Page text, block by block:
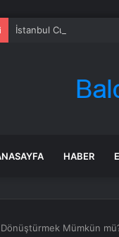
İstanbul Cumhuriyet
HABER
Mümkün